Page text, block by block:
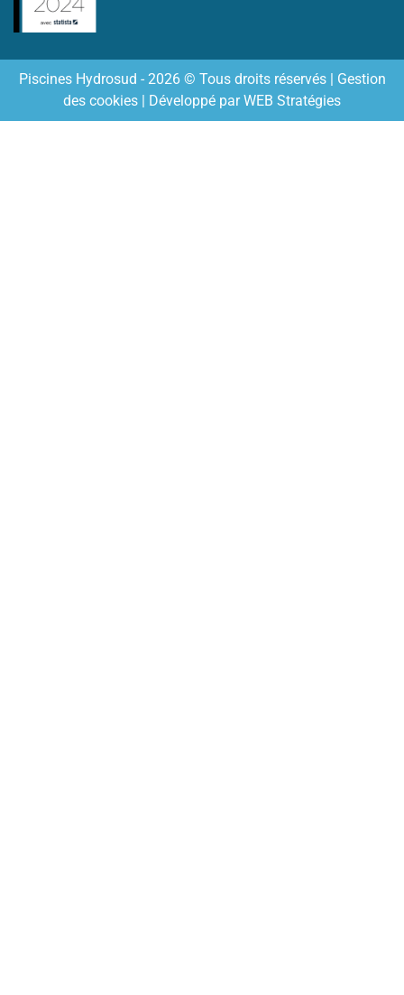
Piscines Hydrosud - 2026 © Tous droits réservés | Gestion
des cookies | Développé parWEB Stratégies